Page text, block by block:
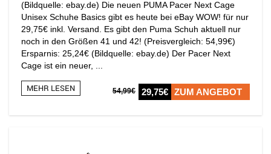
(Bildquelle: ebay.de) Die neuen PUMA Pacer Next Cage
Unisex Schuhe Basics gibt es heute bei eBay WOW! für nur
29,75€ inkl. Versand. Es gibt den Puma Schuh aktuell nur
noch in den Größen 41 und 42! (Preisvergleich: 54,99€)
Ersparnis: 25,24€ (Bildquelle: ebay.de) Der Pacer Next
Cage ist ein neuer, ...
MEHR LESEN 54,99€ 29,75€ ZUM ANGEBOT